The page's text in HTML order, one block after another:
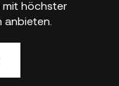
höchster
anbieten.